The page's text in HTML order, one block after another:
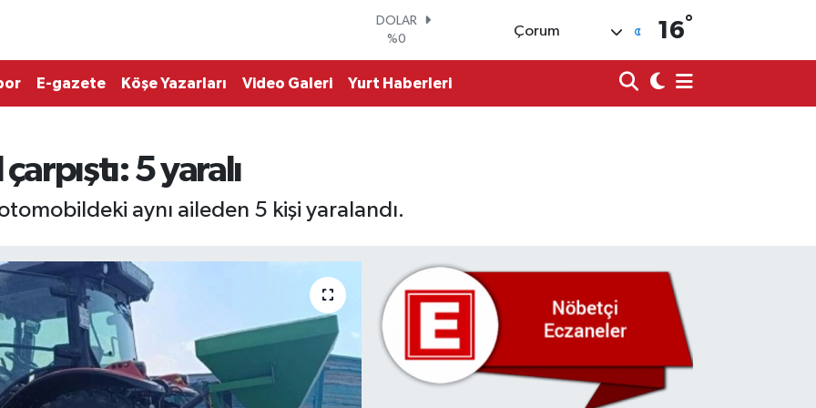
DOLAR
%0
EURO
%0
BITCOIN
Çorum 16°
E-gazete Köşe Yazarları Video Galeri Yurt Haberleri
5 yaralı
aynı aileden 5 kişi yaralandı.